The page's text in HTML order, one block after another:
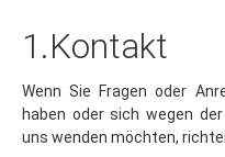
haben oder sich wegen
uns wenden möchten,
Presseservice Nord